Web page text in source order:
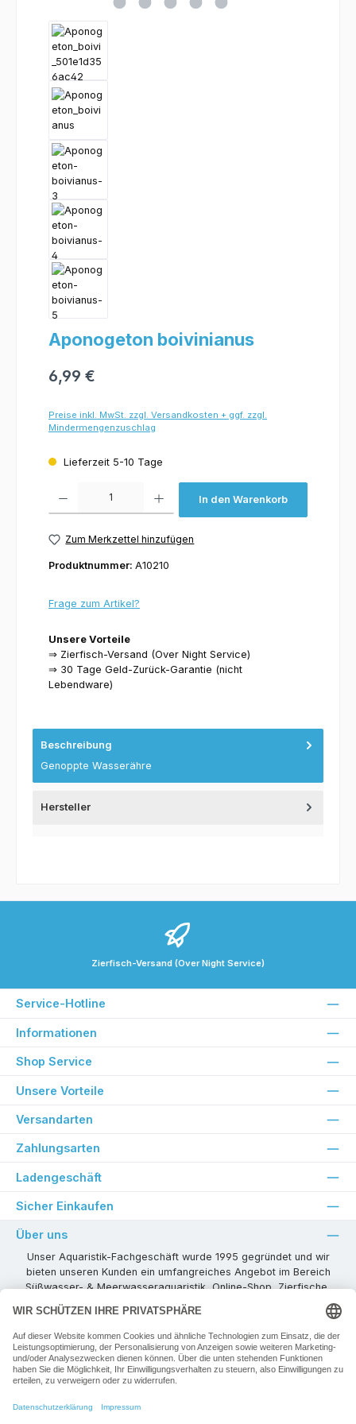
Aponogeton boivinianus
6,99 €
Preise inkl. MwSt. zzgl. Versandkosten + ggf. zzgl.
Mindermengenzuschlag
Lieferzeit 5-10 Tage
In den Warenkorb
Zum Merkzettel hinzufügen
Produktnummer: A10210
Frage zum Artikel?
Unsere Vorteile
⇒ Zierfisch-Versand (Over Night Service)
⇒ 30 Tage Geld-Zurück-Garantie (nicht
Lebendware)
Beschreibung
Genoppte Wasserähre
Hersteller
Zierfisch-Versand (Over Night Service)
Service-Hotline
Informationen
Shop Service
Unsere Vorteile
Versandarten
Zahlungsarten
Ladengeschäft
Sicher Einkaufen
Über uns
Unser Aquaristik-Fachgeschäft wurde 1995 gegründet und wir
bieten unseren Kunden ein umfangreiches Angebot im Bereich
Süßwasser- & Meerwasseraquaristik, Online-Shop, Zierfische,
Pflanzen, Aquarienkombinationen, Technikzubehör usw. ! Als
kompetenter Aquaristik-Fachhandelspartner stehen wir Ihnen für
alle Ihre Projekte und Einrichtungs- oder Besatzwünsche zur
Verfügung!
Besuchen Sie uns in unseren Räumlichkeiten oder senden Sie uns